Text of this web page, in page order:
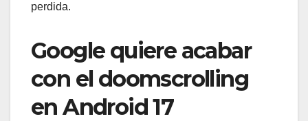
perdida.
Google quiere acabar
con el doomscrolling
en Android 17